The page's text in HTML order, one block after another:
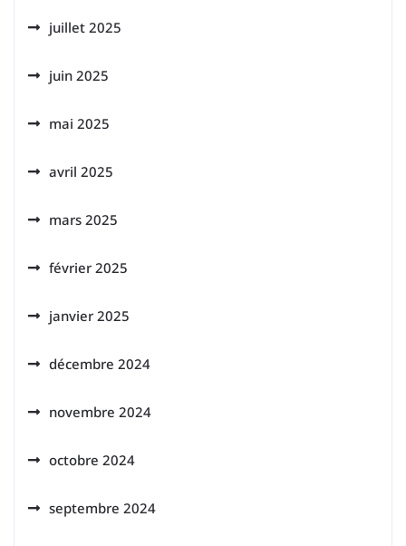
juillet 2025
juin 2025
mai 2025
avril 2025
mars 2025
février 2025
janvier 2025
décembre 2024
novembre 2024
octobre 2024
septembre 2024